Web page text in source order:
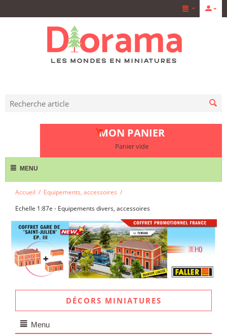
MON PANIER
Panier vide
MENU
Accueil / Equipements, accessoires /
Echelle 1:87e - Equipements divers, accessoires
DÉCORS MINIATURES
Menu